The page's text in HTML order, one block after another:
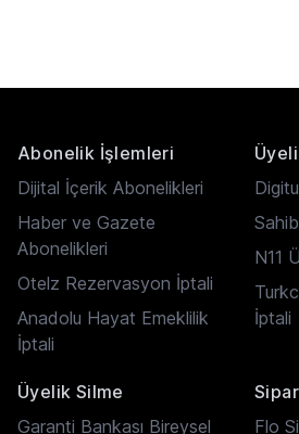
Abonelik İşlemleri
Dijital İçerik Abonelikleri
Haber ve Gazete
Abonelikleri
Otelz Rezervasyon İptali
Anadolu Hayat Emeklilik
İptali
N11
İptali
Üyelik Silme
Garanti Bankası Bireysel
Flo